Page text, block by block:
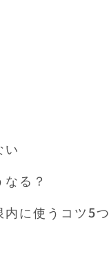
い
る？
に使うコツ5つ